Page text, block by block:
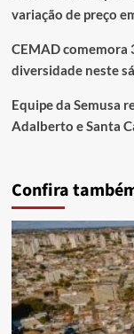
variação de preço
CEMAD comemora
diversidade neste
Equipe da Semusa
Adalberto e Santa
Confira